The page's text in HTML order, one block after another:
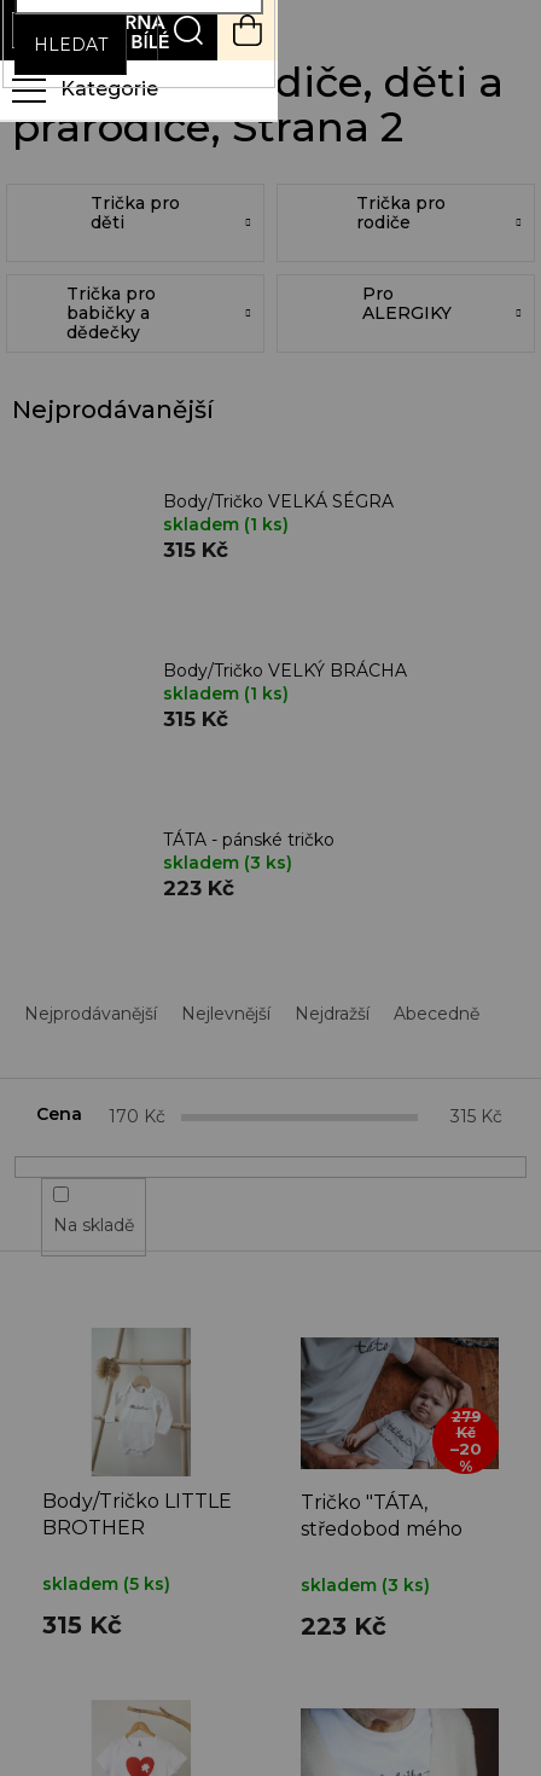
Přejít
obsah
HLEDAT
NÁKUPNÍ
KOŠÍK
Trička pro rodiče, děti a
prarodiče, Strana 2
Trička pro
děti
Trička pro
rodiče
Trička pro
babičky a
dědečky
Pro
ALERGIKY
Nejprodávanější
Body/Tričko VELKÁ SÉGRA
skladem (1 ks)
315 Kč
Body/Tričko VELKÝ BRÁCHA
skladem (1 ks)
315 Kč
TÁTA - pánské tričko
skladem (3 ks)
223 Kč
r
Nejprodávanější Nejlevnější Nejdražší Abecedně
Cena 170 Kč 315 Kč
Na skladě
Body/Tričko LITTLE
BROTHER
skladem (5 ks)
315 Kč
279
Kč
–20
%
Tričko "TÁTA,
středobod mého
skladem (3 ks)
223 Kč